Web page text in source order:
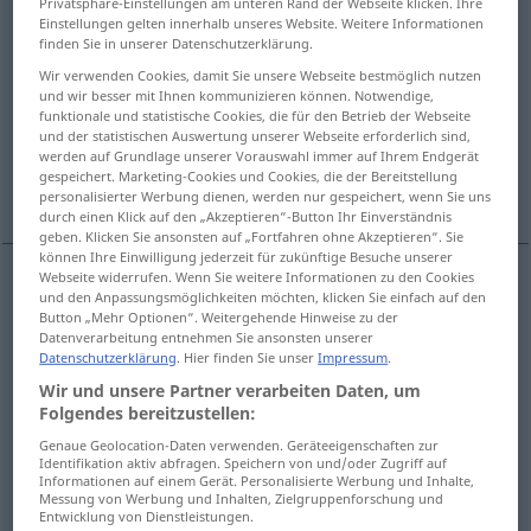
Übersicht aller Übersetzungen
(Für mehr Details die Übersetzung anklicken/antippen)
grim, fierce grim severe, violent
bad- tempered
grim grimmig Gegner etc
fierce grimmigGegner etc
grim grimmig Gesicht, Blick, Humor etc
Einstellungen gelten innerhalb unseres Website. Weitere Informationen
finden Sie in unserer Datenschutzerklärung.
Wir verwenden Cookies, damit Sie unsere Webseite bestmöglich nutzen
und wir besser mit Ihnen kommunizieren können. Notwendige,
funktionale und statistische Cookies, die für den Betrieb der Webseite
und der statistischen Auswertung unserer Webseite erforderlich sind,
werden auf Grundlage unserer Vorauswahl immer auf Ihrem Endgerät
gespeichert. Marketing-Cookies und Cookies, die der Bereitstellung
personalisierter Werbung dienen, werden nur gespeichert, wenn Sie uns
durch einen Klick auf den „Akzeptieren“-Button Ihr Einverständnis
geben. Klicken Sie ansonsten auf „Fortfahren ohne Akzeptieren“. Sie
können Ihre Einwilligung jederzeit für zukünftige Besuche unserer
Webseite widerrufen. Wenn Sie weitere Informationen zu den Cookies
und den Anpassungsmöglichkeiten möchten, klicken Sie einfach auf den
Button „Mehr Optionen“. Weitergehende Hinweise zu der
Datenverarbeitung entnehmen Sie ansonsten unserer
Datenschutzerklärung. Hier finden Sie unserImpressum.
Wir und unsere Partner verarbeiten Daten, um
Folgendes bereitzustellen:
Genaue Geolocation-Daten verwenden. Geräteeigenschaften zur
Identifikation aktiv abfragen. Speichern von und/oder Zugriff auf
Informationen auf einem Gerät. Personalisierte Werbung und Inhalte,
Messung von Werbung und Inhalten, Zielgruppenforschung und
Entwicklung von Dienstleistungen.